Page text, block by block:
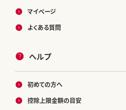
マイページ
よくある質問
ヘルプ
初めての方へ
控除上限金額の目安